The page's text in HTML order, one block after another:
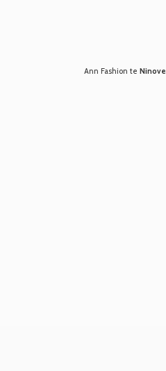
Ann Fashion te Ninove